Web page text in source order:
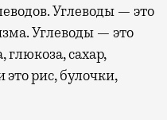
Углеводы — это
Углеводы — это
глюкоза, сахар,
это рис, булочки,